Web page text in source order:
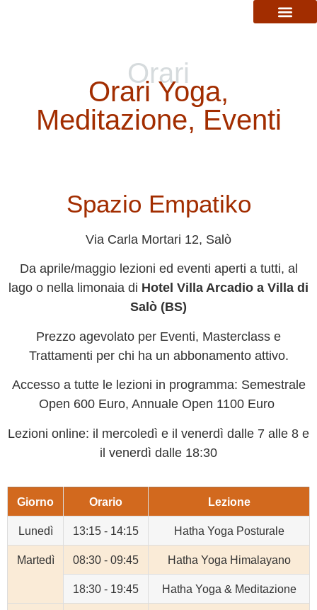
Orari
Orari Yoga,
Meditazione, Eventi
Spazio Empatiko
Via Carla Mortari 12, Salò
Da aprile/maggio lezioni ed eventi aperti a tutti, al
lago o nella limonaia di Hotel Villa Arcadio a Villa di
Salò (BS)
Prezzo agevolato per Eventi, Masterclass e
Trattamenti per chi ha un abbonamento attivo.
Accesso a tutte le lezioni in programma: Semestrale
Open 600 Euro, Annuale Open 1100 Euro
Lezioni online: il mercoledì e il venerdì dalle 7 alle 8 e
il venerdì dalle 18:30
Giorno Orario Lezione
Lunedì 13:15 - 14:15 Hatha Yoga Posturale
Martedì 08:30 - 09:45 Hatha Yoga Himalayano
18:30 - 19:45 Hatha Yoga & Meditazione